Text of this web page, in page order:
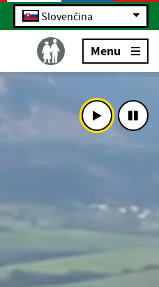
Slovenčina
Menu